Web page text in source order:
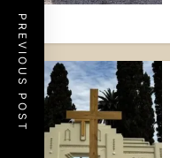
PREVIOUS POST